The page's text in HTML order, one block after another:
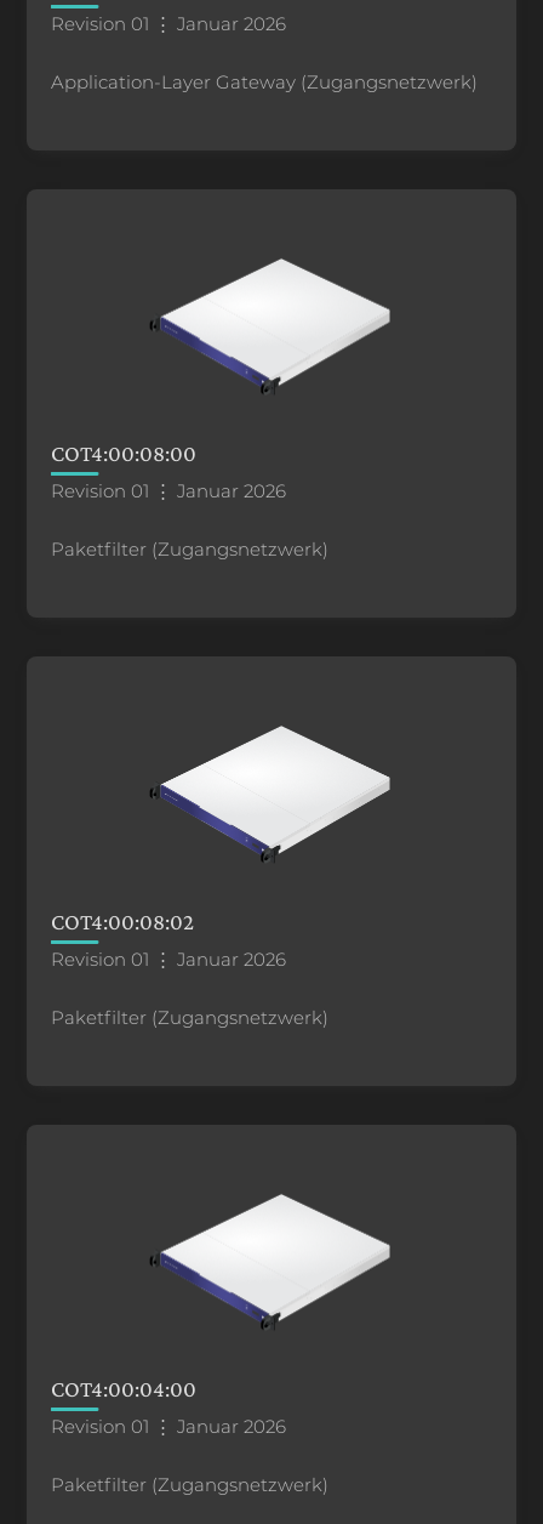
Revision 01 ⋮ Januar 2026
Application-Layer Gateway (Zugangsnetzwerk)
COT4:00:08:00
Revision 01 ⋮ Januar 2026
Paketfilter (Zugangsnetzwerk)
COT4:00:08:02
Revision 01 ⋮ Januar 2026
Paketfilter (Zugangsnetzwerk)
COT4:00:04:00
Revision 01 ⋮ Januar 2026
Paketfilter (Zugangsnetzwerk)